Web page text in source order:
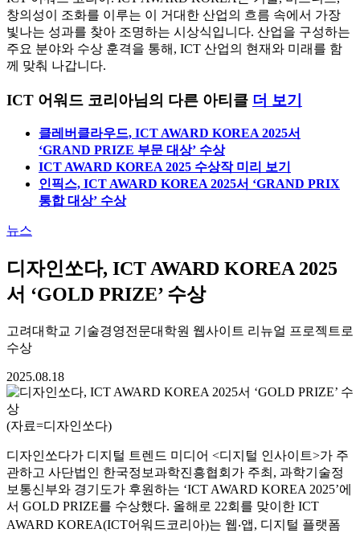
창의성이 조화를 이루는 이 거대한 산업의 흐름 속에서 가장
빛나는 성과를 찾아 조명하는 시상식입니다. 산업을 구성하는
주요 분야와 수상 훈격을 통해, ICT 산업의 현재와 미래를 함
께 맞춰 나갑니다.
ICT 어워드 코리아님의 다른 아티클 더 보기
클레버클라우드, ICT AWARD KOREA 2025서
‘GRAND PRIZE 부문 대상’ 수상
ICT AWARD KOREA 2025 수상작 미리 보기
인픽스, ICT AWARD KOREA 2025서 ‘GRAND PRIX
통합 대상’ 수상
뉴스
디자인쏘다, ICT AWARD KOREA 2025
서 ‘GOLD PRIZE’ 수상
고려대학교 기술경영전문대학원 웹사이트 리뉴얼 프로젝트로
수상
2025.08.18
(자료=디자인쏘다)
디자인쏘다가 디지털 트렌드 미디어 <디지털 인사이트>가 주
관하고 사단법인 한국정보과학진흥협회가 주최, 과학기술정
보통신부와 경기도가 후원하는 ‘ICT AWARD KOREA 2025’에
서 GOLD PRIZE를 수상했다. 올해로 22회를 맞이한 ICT
AWARD KOREA(ICT어워드코리아)는 웹‧앱, 디지털 플랫폼